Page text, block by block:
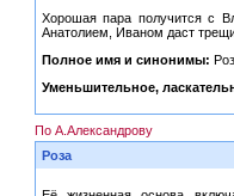
Хорошая пара получится с
Анатолием, Иваном даст
Полное имя и синонимы:
Уменьшительное,
По А.Александрову
Роза